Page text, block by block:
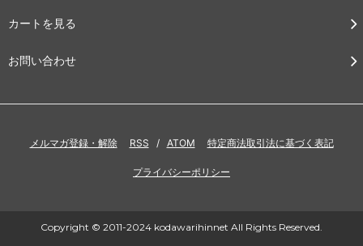
カートを見る
お問い合わせ
メルマガ登録・解除 RSS / ATOM 特定商法取引法に基づく表記
プライバシーポリシー
Copyright © 2011-2024 kodawarihinnet All Rights Reserved.